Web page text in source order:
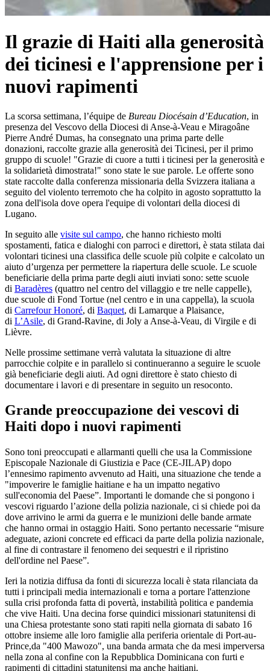
Il grazie di Haiti alla generosità
dei ticinesi e l'apprensione per i
nuovi rapimenti
La scorsa settimana, l’équipe de Bureau Diocésain d’Education, in
presenza del Vescovo della Diocesi di Anse-à-Veau e Miragoâne
Pierre André Dumas, ha consegnato una prima parte delle
donazioni, raccolte grazie alla generosità dei Ticinesi, per il primo
gruppo di scuole! "Grazie di cuore a tutti i ticinesi per la generosità e
la solidarietà dimostrata!" sono state le sue parole. Le offerte sono
state raccolte dalla conferenza missionaria della Svizzera italiana a
seguito del violento terremoto che ha colpito in agosto soprattutto la
zona dell'isola dove opera l'equipe di volontari della diocesi di
Lugano.
In seguito alle visite sul campo, che hanno richiesto molti
spostamenti, fatica e dialoghi con parroci e direttori, è stata stilata dai
volontari ticinesi una classifica delle scuole più colpite e calcolato un
aiuto d’urgenza per permettere la riapertura delle scuole. Le scuole
beneficiarie della prima parte degli aiuti inviati sono: sette scuole
di Baradères (quattro nel centro del villaggio e tre nelle cappelle),
due scuole di Fond Tortue (nel centro e in una cappella), la scuola
di Carrefour Honoré, di Baquet, di Lamarque a Plaisance,
di L’Asile, di Grand-Ravine, di Joly a Anse-à-Veau, di Virgile e di
Lièvre.
Nelle prossime settimane verrà valutata la situazione di altre
parrocchie colpite e in parallelo si continueranno a seguire le scuole
già beneficiarie degli aiuti. Ad ogni direttore è stato chiesto di
documentare i lavori e di presentare in seguito un resoconto.
Grande preoccupazione dei vescovi di
Haiti dopo i nuovi rapimenti
Sono toni preoccupati e allarmanti quelli che usa la Commissione
Episcopale Nazionale di Giustizia e Pace (CE-JILAP) dopo
l’ennesimo rapimento avvenuto ad Haiti, una situazione che tende a
"impoverire le famiglie haitiane e ha un impatto negativo
sull'economia del Paese”. Importanti le domande che si pongono i
vescovi riguardo l’azione della polizia nazionale, ci si chiede poi da
dove arrivino le armi da guerra e le munizioni delle bande armate
che hanno ormai in ostaggio Haiti. Sono pertanto necessarie “misure
adeguate, azioni concrete ed efficaci da parte della polizia nazionale,
al fine di contrastare il fenomeno dei sequestri e il ripristino
dell'ordine nel Paese”.
Ieri la notizia diffusa da fonti di sicurezza locali è stata rilanciata da
tutti i principali media internazionali e torna a portare l'attenzione
sulla crisi profonda fatta di povertà, instabilità politica e pandemia
che vive Haiti. Una decina forse quindici missionari statunitensi di
una Chiesa protestante sono stati rapiti nella giornata di sabato 16
ottobre insieme alle loro famiglie alla periferia orientale di Port-au-
Prince,da "400 Mawozo", una banda armata che da mesi imperversa
nella zona al confine con la Repubblica Dominicana con furti e
rapimenti di cittadini statunitensi ma anche haitiani.